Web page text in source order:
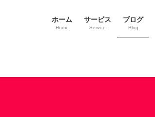
ホーム
Home
サービス
Service
ブログ
Blog